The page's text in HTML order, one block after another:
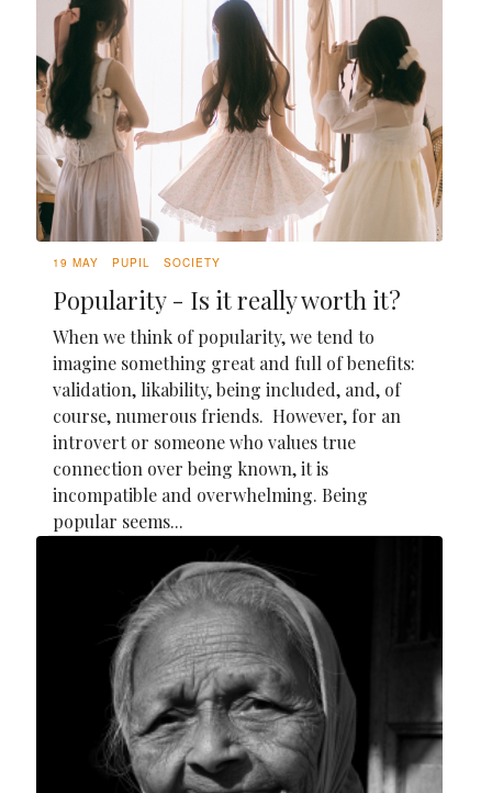
19 MAY PUPIL SOCIETY
Popularity - Is it really worth it?
When we think of popularity, we tend to
imagine something great and full of benefits:
validation, likability, being included, and, of
course, numerous friends. However, for an
introvert or someone who values true
connection over being known, it is
incompatible and overwhelming. Being
popular seems...